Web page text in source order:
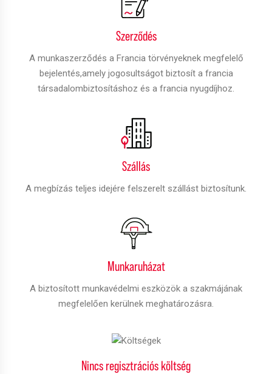
Szerződés
A munkaszerződés a Francia törvényeknek megfelelő
bejelentés,amely jogosultságot biztosít a francia
társadalombiztosításhoz és a francia nyugdíjhoz.
Szállás
A megbízás teljes idejére felszerelt szállást biztosítunk.
Munkaruházat
A biztosított munkavédelmi eszközök a szakmájának
megfelelően kerülnek meghatározásra.
Nincs regisztrációs költség